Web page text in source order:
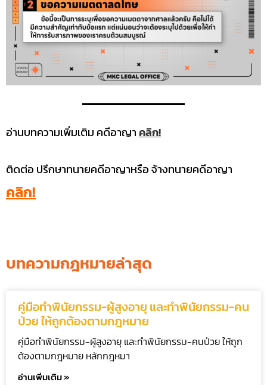
อ่านบทความเพิ่มเติม คดีอาญา คลิก!
ติดต่อ ปรึกษาทนายคดีอาญาหรือ จ้างทนายคดีอาญา
คลิก!
บทความกฎหมายล่าสุด
คู่มือทำพินัยกรรม-ผู้สูงอายุ และทำพินัยกรรม-คน
ป่วย ให้ถูกต้องตามกฎหมาย
คู่มือทำพินัยกรรม-ผู้สูงอายุ และทำพินัยกรรม-คนป่วย ให้ถูก
ต้องตามกฎหมาย หลักกฎหมา
อ่านเพิ่มเติม »